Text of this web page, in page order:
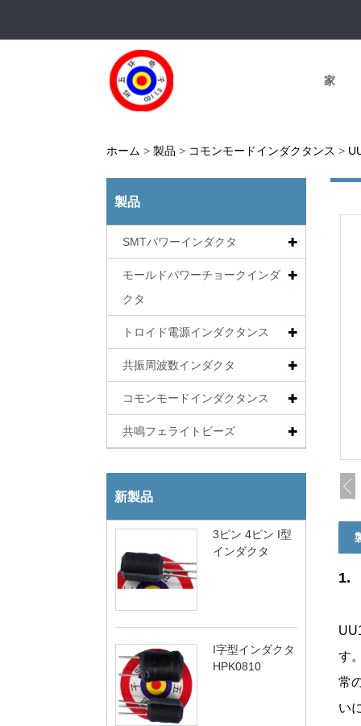
家
ホーム > 製品 > コモンモードインダクタンス >
製品
SMTパワーインダクタ
モールドパワーチョークインダ
クタ
トロイド電源インダクタンス
共振周波数インダクタ
コモンモードインダクタンス
共鳴フェライトビーズ
新製品
3ピン 4ピン I型
インダクタ
I字型インダクタ
HPK0810
1.
す
常
い